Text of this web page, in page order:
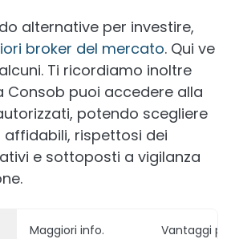
alternative per investire,
broker del mercato. Qui ve
Ti ricordiamo inoltre
Consob puoi accedere alla
potendo scegliere
affidabili, rispettosi dei
e sottoposti a vigilanza
Maggiori info. Vantaggi